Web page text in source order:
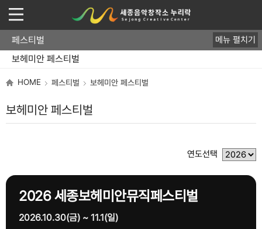
페스티벌
보헤미안 페스티벌
보헤미안 스테이지
메뉴 펼치기
HOME 페스티벌 보헤미안 페스티벌
보헤미안 페스티벌
연도선택
2026 세종보헤미안뮤직페스티벌
2026.10.30(금) ~ 11.1(일)